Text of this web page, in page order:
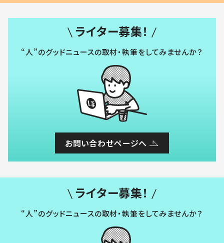
ライター募集！
“人”のグッドニュースの取材・執筆をしてみませんか？
お問い合わせページへ
ライター募集！
“人”のグッドニュースの取材・執筆をしてみませんか？